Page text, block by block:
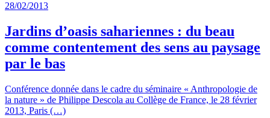
28/02/2013
Jardins d’oasis sahariennes : du beau
comme contentement des sens au paysage
par le bas
Conférence donnée dans le cadre du séminaire « Anthropologie de
la nature » de Philippe Descola au Collège de France, le 28 février
2013, Paris (…)